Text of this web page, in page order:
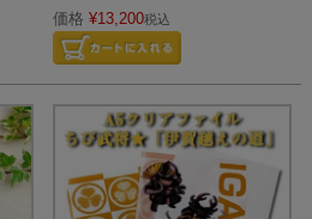
価格 ¥13,200税込